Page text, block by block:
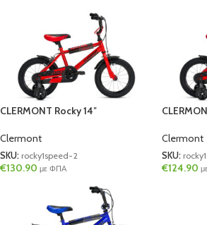
CLERMONT Rocky 14″
Clermont
SKU: rocky1speed-2
€130.90 με ΦΠΑ
Clermont
SKU:
€124.90